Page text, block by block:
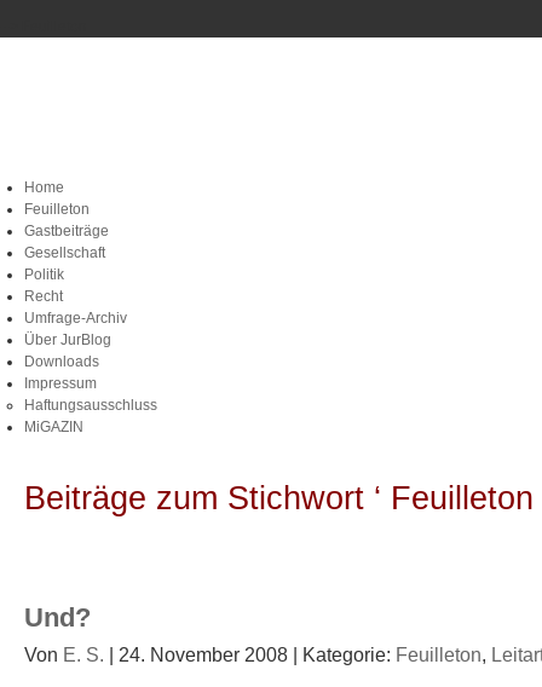
Home
Feuilleton
Gastbeiträge
Gesellschaft
Politik
Recht
Umfrage-Archiv
Über JurBlog
Downloads
Impressum
Haftungsausschluss
MiGAZIN
Beiträge zum Stichwort ‘ Feuilleton
Und?
Von E. S. | 24. November 2008 | Kategorie: Feuilleton,